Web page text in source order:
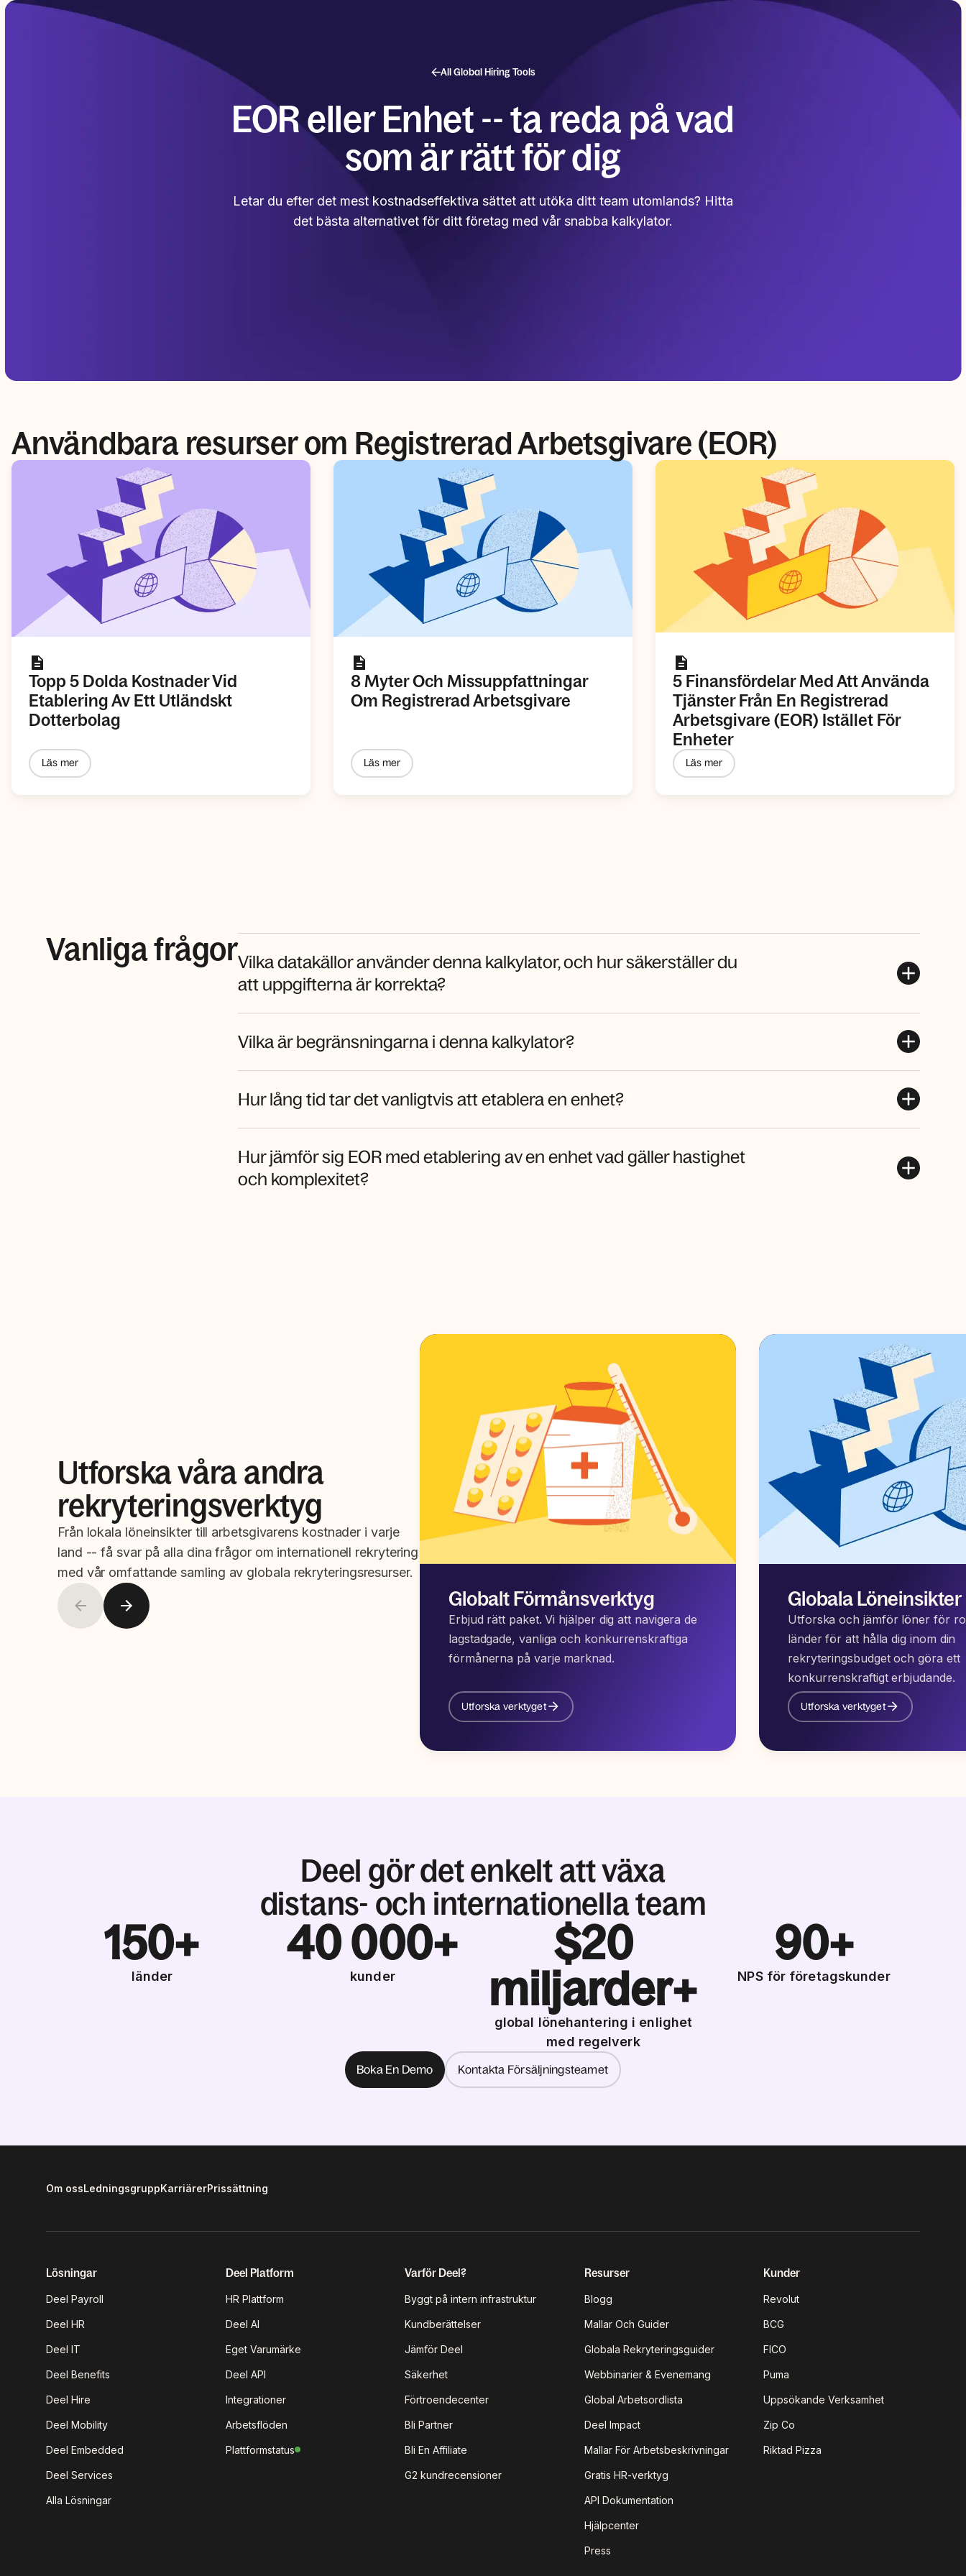
All Global Hiring Tools
EOR eller Enhet -- ta reda på vad
som är rätt för dig
Letar du efter det mest kostnadseffektiva sättet att utöka ditt team utomlands? Hitta
det bästa alternativet för ditt företag med vår snabba kalkylator.
Användbara resurser om Registrerad Arbetsgivare (EOR)
Topp 5 Dolda Kostnader Vid
Etablering Av Ett Utländskt
Dotterbolag
Läs mer
8 Myter Och Missuppfattningar
Om Registrerad Arbetsgivare
Läs mer
5 Finansfördelar Med Att Använda
Tjänster Från En Registrerad
Arbetsgivare (EOR) Istället För
Enheter
Läs mer
Vanliga frågorVilka datakällor använder denna kalkylator, och hur säkerställer du
att uppgifterna är korrekta?
Vilka är begränsningarna i denna kalkylator?
Hur lång tid tar det vanligtvis att etablera en enhet?
Hur jämför sig EOR med etablering av en enhet vad gäller hastighet
och komplexitet?
Utforska våra andra
rekryteringsverktyg
Från lokala löneinsikter till arbetsgivarens kostnader i varje
land -- få svar på alla dina frågor om internationell rekrytering
med vår omfattande samling av globala rekryteringsresurser.
Globalt Förmånsverktyg
Erbjud rätt paket. Vi hjälper dig att navigera de
lagstadgade, vanliga och konkurrenskraftiga
förmånerna på varje marknad.
Utforska verktyget
Globala Löneinsikter
Utforska och jämför löner för
länder för att hålla dig inom din
rekryteringsbudget och göra ett
konkurrenskraftigt erbjudande.
Utforska verktyget
Deel gör det enkelt att växa
distans- och internationella team
150+
länder
40 000+
kunder
$20
miljarder+
global lönehantering i enlighet
med regelverk
90+
NPS för företagskunder
Boka En Demo Kontakta Försäljningsteamet
Om ossLedningsgruppKarriärerPrissättning
Lösningar
Deel Payroll
Deel HR
Deel IT
Deel Benefits
Deel Hire
Deel Mobility
Deel Embedded
Deel Services
Alla Lösningar
Deel Platform
HR Plattform
Deel AI
Eget Varumärke
Deel API
Integrationer
Arbetsflöden
Plattformstatus
Varför Deel?
Byggt på intern infrastruktur
Kundberättelser
Jämför Deel
Säkerhet
Förtroendecenter
Bli Partner
Bli En Affiliate
G2 kundrecensioner
Resurser
Blogg
Mallar Och Guider
Globala Rekryteringsguider
Webbinarier & Evenemang
Global Arbetsordlista
Deel Impact
Mallar För Arbetsbeskrivningar
Gratis HR-verktyg
API Dokumentation
Hjälpcenter
Press
Kunder
Revolut
BCG
FICO
Puma
Uppsökande Verksamhet
Zip Co
Riktad Pizza